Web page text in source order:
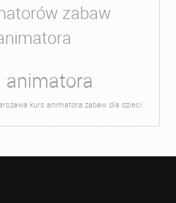
zabaw
animatora
kurs animatora zabaw dla dzieci